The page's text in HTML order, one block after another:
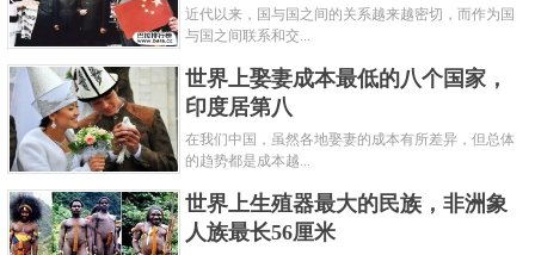
近代以来，国与国之间的关系越来越密切，而作为国
与国之间联系和交...
世界上娶妻成本最低的八个国家，
印度居第八
在我们中国，虽然各地娶妻的成本有所差异，但总体
的趋势都是成本越...
世界上生殖器最大的民族，非洲象
人族最长56厘米